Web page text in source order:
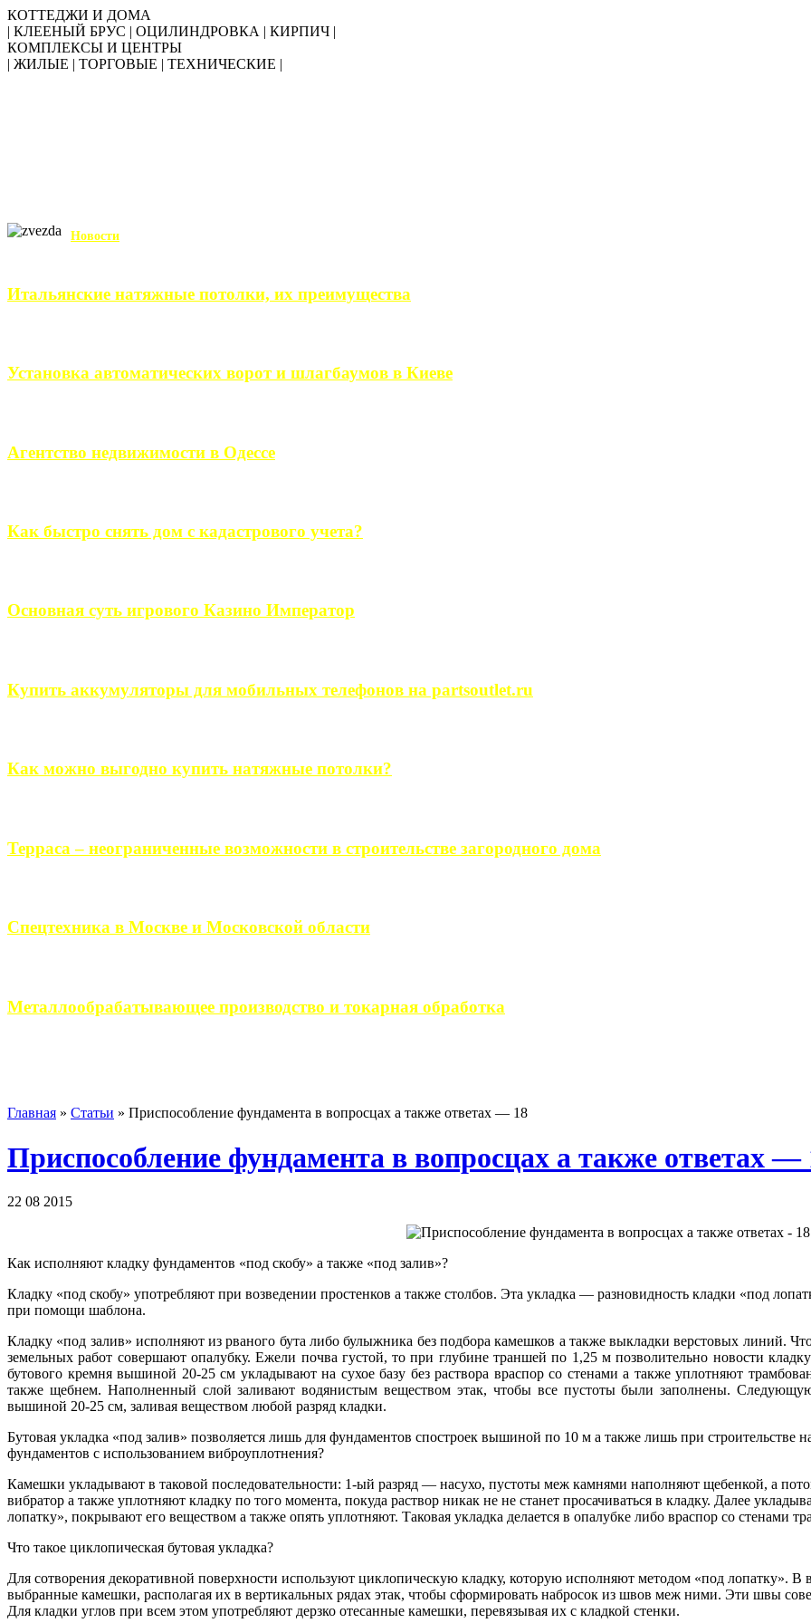
КОТТЕДЖИ И ДОМА
| КЛЕЕНЫЙ БРУС | ОЦИЛИНДРОВКА | КИРПИЧ |
КОМПЛЕКСЫ И ЦЕНТРЫ
| ЖИЛЫЕ | ТОРГОВЫЕ | ТЕХНИЧЕСКИЕ |
Новости
Итальянские натяжные потолки, их преимущества
Установка автоматических ворот и шлагбаумов в Киеве
Агентство недвижимости в Одессе
Как быстро снять дом с кадастрового учета?
Основная суть игрового Казино Император
Купить аккумуляторы для мобильных телефонов на partsoutlet.ru
Как можно выгодно купить натяжные потолки?
Терраса – неограниченные возможности в строительстве загородного дома
Спецтехника в Москве и Московской области
Металлообрабатывающее производство и токарная обработка
Главная » Статьи » Приспособление фундамента в вопросцах а также ответах — 18
Приспособление фундамента в вопросцах а также ответах —
22 08 2015
Как исполняют кладку фундаментов «под скобу» а также «под залив»?
Кладку «под скобу» употребляют при возведении простенков а также столбов. Эта укладка — разновидность кладки «под
при помощи шаблона.
Кладку «под залив» исполняют из рваного бута либо булыжника без подбора камешков а также выкладки верстовых линий.
земельных работ совершают опалубку. Ежели почва густой, то при глубине траншей по 1,25 м позволительно новости
бутового кремня вышиной 20-25 см укладывают на сухое базу без раствора враспор со стенами а также уплотняют
также щебнем. Наполненный слой заливают водянистым веществом этак, чтобы все пустоты были заполнены.
вышиной 20-25 см, заливая веществом любой разряд кладки.
Бутовая укладка «под залив» позволяется лишь для фундаментов спостроек вышиной по 10 м а также лишь при строительстве
фундаментов с использованием виброуплотнения?
Камешки укладывают в таковой последовательности: 1-ый разряд — насухо, пустоты меж камнями наполняют щебенкой, а
вибратор а также уплотняют кладку по того момента, покуда раствор никак не не станет просачиваться в кладку. Далее
лопатку», покрывают его веществом а также опять уплотняют. Таковая укладка делается в опалубке либо враспор со стенами
Что такое циклопическая бутовая укладка?
Для сотворения декоративной поверхности используют циклопическую кладку, которую исполняют методом «под
выбранные камешки, располагая их в вертикальных рядах этак, чтобы сформировать набросок из швов меж ними. Эти швы
Для кладки углов при всем этом употребляют дерзко отесанные камешки, перевязывая их с кладкой стенки.